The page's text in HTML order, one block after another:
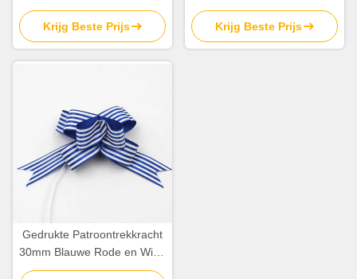
Decoratieve van het het Lint
Krullende Lint de Giftboog
Krijg Beste Prijs
van 3 Duim het Vlotte Brede
Kerstmis
Krijg Beste Prijs
Gedrukte Patroontrekkracht
30mm Blauwe Rode en Witte
Gestreepte Kerstmisbogen